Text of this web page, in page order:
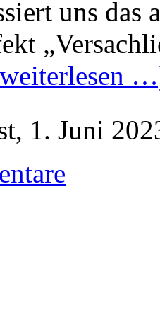
uns das
1. Juni